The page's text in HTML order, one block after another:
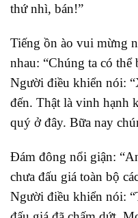
thứ nhì, bán!”
Tiếng ồn ào vui mừng
nhau: “Chúng ta có thể
Người điều khiển nói:
đến. Thật là vinh hạnh
quý ở đây. Bữa nay
Đám đông nổi giận:
chưa đấu giá toàn bộ
Người điều khiển nói: